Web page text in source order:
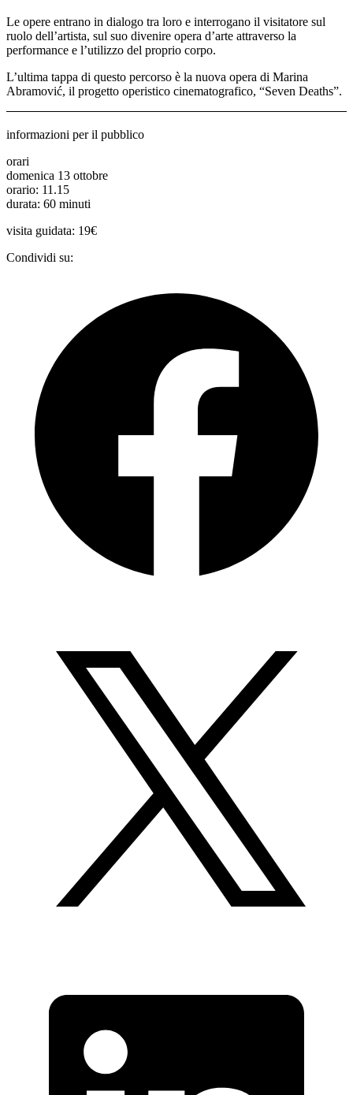
Le opere entrano in dialogo tra loro e interrogano il visitatore sul
ruolo dell’artista, sul suo divenire opera d’arte attraverso la
performance e l’utilizzo del proprio corpo.
L’ultima tappa di questo percorso è la nuova opera di Marina
Abramović, il progetto operistico cinematografico, “Seven Deaths”.
informazioni per il pubblico
orari
domenica 13 ottobre
orario: 11.15
durata: 60 minuti
visita guidata: 19€
Condividi su: